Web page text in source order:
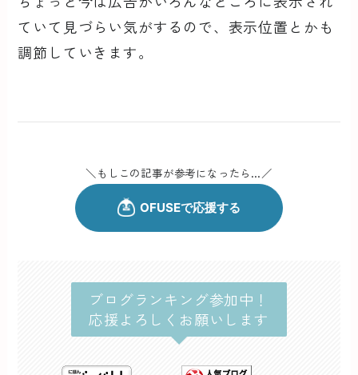
ていて見づらい気がするので、表示位置とかも
調節していきます。
＼もしこの記事が参考になったら…／
ブログランキング参加中！
応援よろしくお願いします